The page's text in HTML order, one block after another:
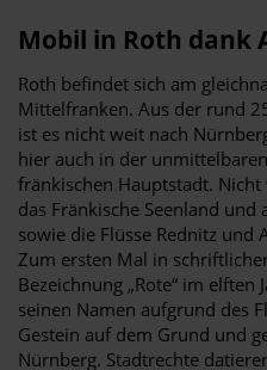
Mobil in Roth dank
Roth befindet sich am
Mittelfranken. Aus der rund
ist es nicht weit nach
hier auch in der
fränkischen Hauptstadt.
das Fränkische Seenland
sowie die Flüsse Rednitz und
Zum ersten Mal in
Bezeichnung „Rote“ im
seinen Namen aufgrund des
Gestein auf dem Grund und
Nürnberg. Stadtrechte